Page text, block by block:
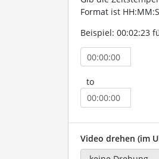
Format ist
Beispiel: 00:02:23
to
Video drehen (im